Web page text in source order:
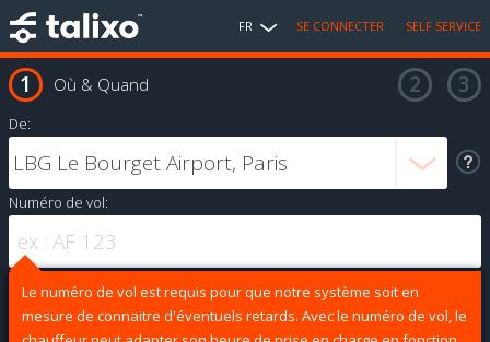
FR SE CONNECTER SELF SERVICE
Où & Quand
De:
Numéro de vol:
Le numéro de vol est requis pour que notre système soit en
mesure de connaitre d'éventuels retards. Avec le numéro de vol, le